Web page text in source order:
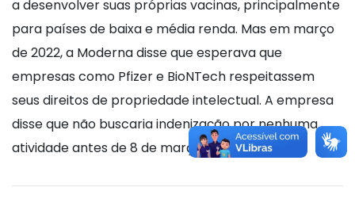
a desenvolver suas próprias vacinas, principalmente
para países de baixa e média renda. Mas em março
de 2022, a Moderna disse que esperava que
empresas como Pfizer e BioNTech respeitassem
seus direitos de propriedade intelectual. A empresa
disse que não buscaria indenização por nenhuma
atividade antes de 8 de março de 2022.